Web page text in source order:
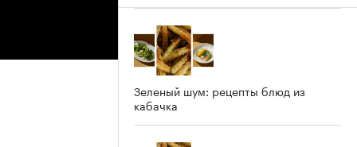
Зеленый шум: рецепты блюд из
кабачка